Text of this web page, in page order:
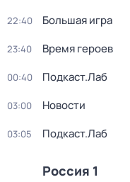
22:40 Большая игра
23:40 Время героев
00:40 Подкаст.Лаб
03:00 Новости
03:05 Подкаст.Лаб
Россия 1